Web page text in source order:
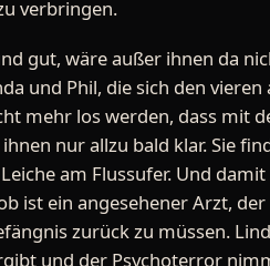
verbringen.
gut, wäre außer ihnen da
und Phil, die sich den
mehr los werden, dass mit
nur allzu bald klar. Sie
am Flussufer. Und
ist ein angesehener Arzt,
zurück zu müssen.
und der Psychoterror